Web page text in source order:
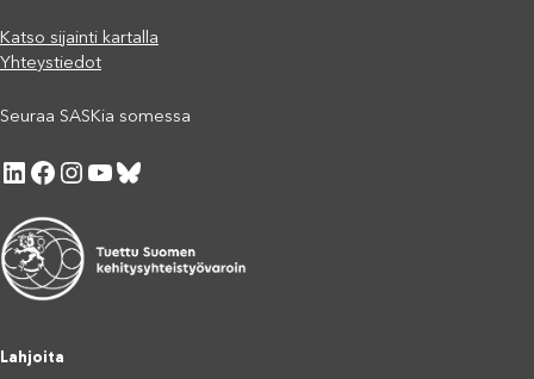
Katso sijainti kartalla
Yhteystiedot
Seuraa SASKia somessa
LinkedIn Facebook Instagram YouTube Bluesky
Lahjoita